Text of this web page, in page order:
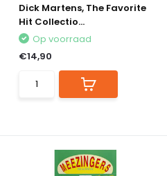
Dick Martens, The Favorite
Hit Collectio...
Op voorraad
€14,90